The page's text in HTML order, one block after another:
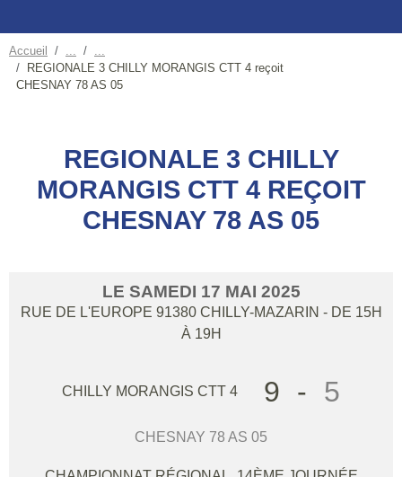
Accueil
REGIONALE 3 CHILLY MORANGIS CTT 4 reçoit
CHESNAY 78 AS 05
REGIONALE 3 CHILLY
MORANGIS CTT 4 REÇOIT
CHESNAY 78 AS 05
LE SAMEDI 17 MAI 2025
RUE DE L'EUROPE 91380 CHILLY-MAZARIN - DE 15H
À 19H
CHILLY MORANGIS CTT 4 9 - 5
CHESNAY 78 AS 05